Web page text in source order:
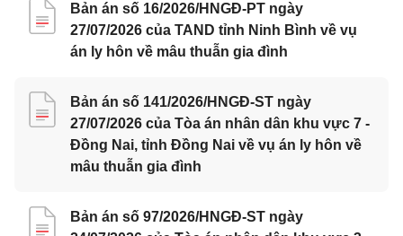
Bản án số 16/2026/HNGĐ-PT ngày
27/07/2026 của TAND tỉnh Ninh Bình về vụ
án ly hôn về mâu thuẫn gia đình
Bản án số 141/2026/HNGĐ-ST ngày
27/07/2026 của Tòa án nhân dân khu vực 7 -
Đồng Nai, tỉnh Đồng Nai về vụ án ly hôn về
mâu thuẫn gia đình
Bản án số 97/2026/HNGĐ-ST ngày